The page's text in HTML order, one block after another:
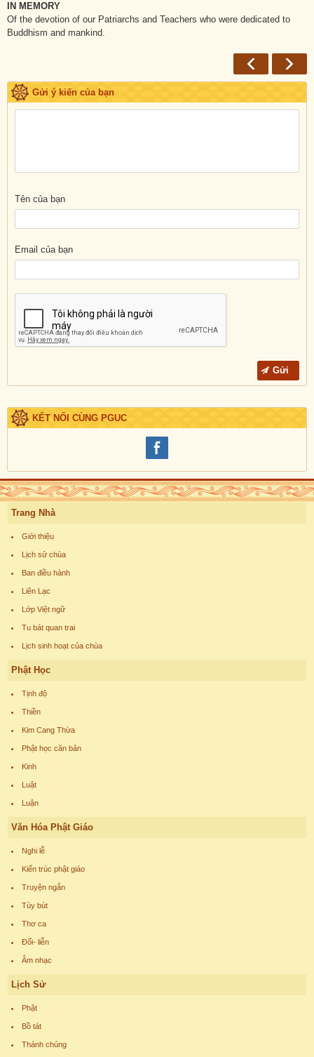
IN MEMORY
Of the devotion of our Patriarchs and Teachers who were dedicated to
Buddhism and mankind.
Gửi ý kiến của bạn
Tên của bạn
Email của bạn
KẾT NỐI CÙNG PGUC
Trang Nhà
Giới thiệu
Lịch sử chùa
Ban điều hành
Liên Lạc
Lớp Việt ngữ
Tu bát quan trai
Lịch sinh hoạt của chùa
Phật Học
Tịnh độ
Thiền
Kim Cang Thừa
Phật học căn bản
Kinh
Luật
Luận
Văn Hóa Phật Giáo
Nghi lễ
Kiến trúc phật giáo
Truyện ngắn
Tùy bút
Thơ ca
Đối- liễn
Âm nhạc
Lịch Sử
Phật
Bồ tát
Thánh chúng